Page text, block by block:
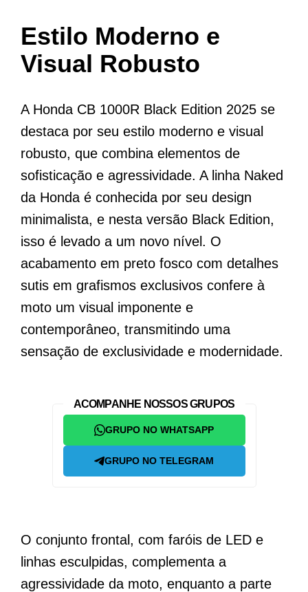
Estilo Moderno e
Visual Robusto
A Honda CB 1000R Black Edition 2025 se
destaca por seu estilo moderno e visual
robusto, que combina elementos de
sofisticação e agressividade. A linha Naked
da Honda é conhecida por seu design
minimalista, e nesta versão Black Edition,
isso é levado a um novo nível. O
acabamento em preto fosco com detalhes
sutis em grafismos exclusivos confere à
moto um visual imponente e
contemporâneo, transmitindo uma
sensação de exclusividade e modernidade.
ACOMPANHE NOSSOS GRUPOS
GRUPO NO WHATSAPP
GRUPO NO TELEGRAM
O conjunto frontal, com faróis de LED e
linhas esculpidas, complementa a
agressividade da moto, enquanto a parte